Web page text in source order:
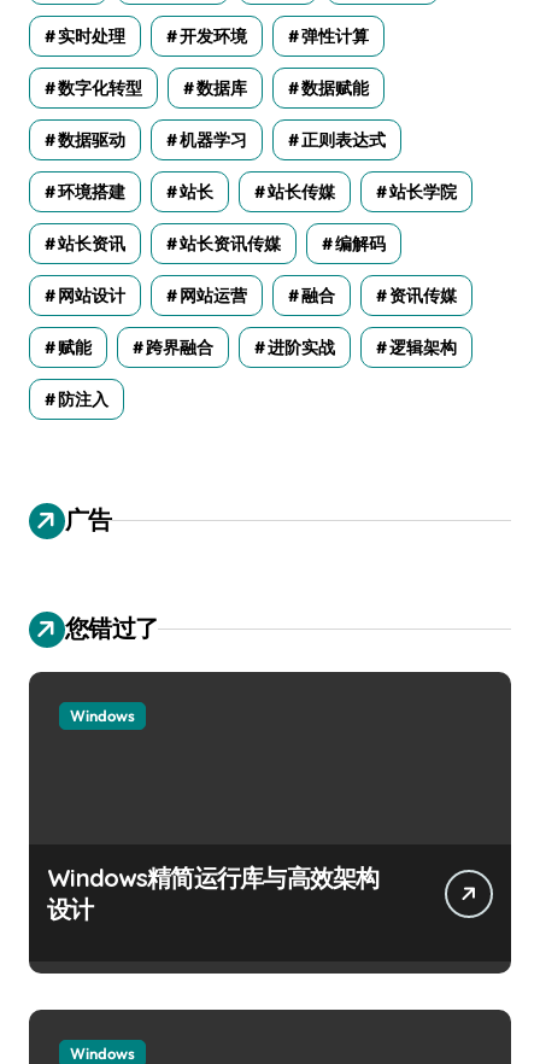
实时处理 开发环境 弹性计算
数字化转型 数据库 数据赋能
数据驱动 机器学习 正则表达式
环境搭建 站长 站长传媒 站长学院
站长资讯 站长资讯传媒 编解码
网站设计 网站运营 融合 资讯传媒
赋能 跨界融合 进阶实战 逻辑架构
防注入
广告
您错过了
Windows
Windows精简运行库与高效架构
设计
Windows